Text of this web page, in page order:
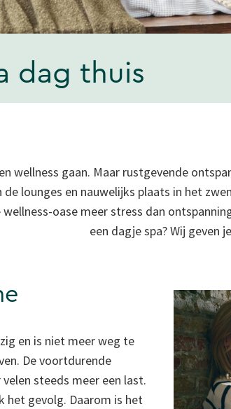
dag thuis
wellness gaan. Maar rustgevende
de lounges en nauwelijks plaats in het
oase meer stress dan
een dagje spa? Wij geven
en is niet meer weg te
De voortdurende
steeds meer een last.
het gevolg. Daarom is het